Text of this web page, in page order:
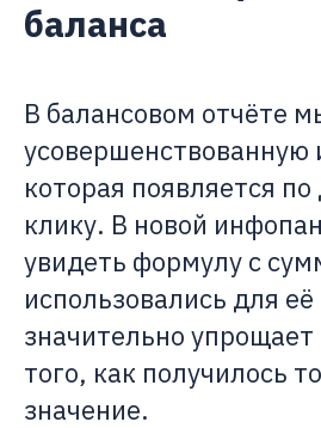
баланса
В балансовом отчёте
усовершенствованную
которая появляется
клику. В новой
увидеть формулу с
использовались для
значительно
того, как получилось
значение.